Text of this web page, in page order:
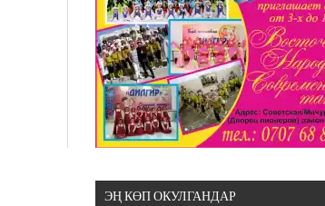
ЭҢ КӨП ОКУЛГАНДАР